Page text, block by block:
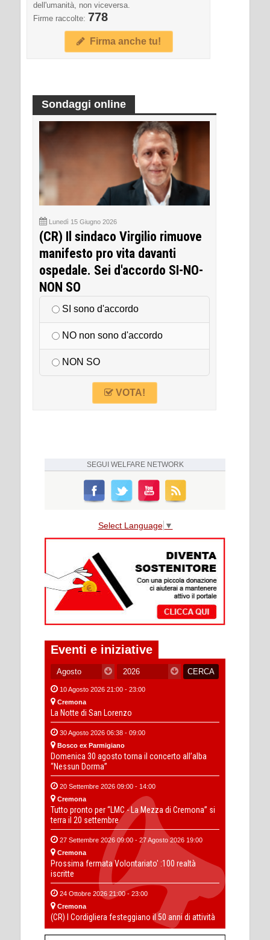
dell'umanità, non viceversa.
Firme raccolte: 778
Firma anche tu!
Sondaggi online
Lunedì 15 Giugno 2026
(CR) Il sindaco Virgilio rimuove
manifesto pro vita davanti
ospedale. Sei d'accordo SI-NO-
NON SO
SI sono d'accordo
NO non sono d'accordo
NON SO
VOTA!
SEGUI WELFARE NETWORK
Select Language ▼
Eventi e iniziative
10 Agosto 2026 21:00 - 23:00
Cremona
La Notte di San Lorenzo
30 Agosto 2026 06:38 - 09:00
Bosco ex Parmigiano
Domenica 30 agosto torna il concerto all’alba
“Nessun Dorma”
20 Settembre 2026 09:00 - 14:00
Cremona
Tutto pronto per “LMC - La Mezza di Cremona” si
terra il 20 settembre
27 Settembre 2026 09:00 - 27 Agosto 2026 19:00
Cremona
Prossima fermata Volontariato' :100 realtà
iscritte
24 Ottobre 2026 21:00 - 23:00
Cremona
(CR) I Cordigliera festeggiano il 50 anni di attività